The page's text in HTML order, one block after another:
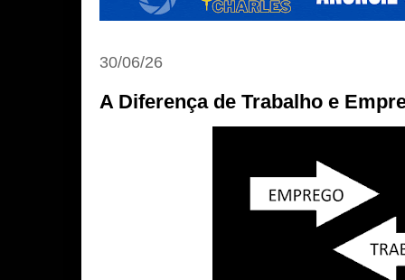
30/06/26
A Diferença de Trabalho e